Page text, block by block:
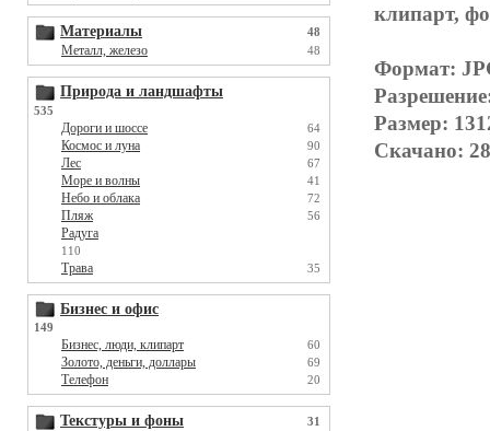
Материалы 48
Металл, железо 48
Природа и ландшафты
535
Дороги и шоссе 64
Космос и луна 90
Лес 67
Море и волны 41
Небо и облака 72
Пляж 56
Радуга
110
Трава 35
Бизнес и офис
149
Бизнес, люди, клипарт 60
Золото, деньги, доллары 69
Телефон 20
Текстуры и фоны 31
клипарт,
Формат:
Размер:
Скачано: